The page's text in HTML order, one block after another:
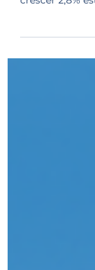
03.02.2025
crescer 2,8%